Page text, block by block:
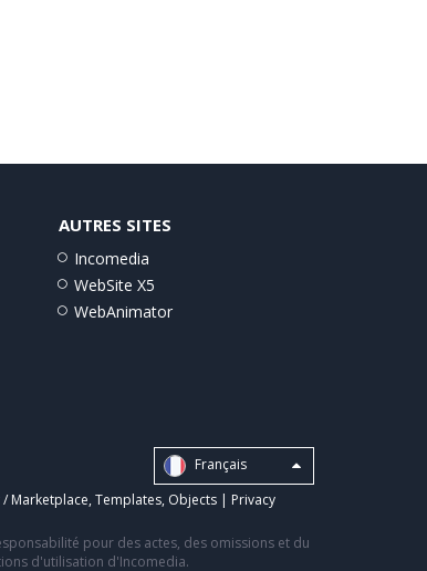
AUTRES SITES
Incomedia
WebSite X5
WebAnimator
Français
Marketplace, Templates, Objects | Privacy
pour des actes, des omissions et du
d'utilisation d'Incomedia.